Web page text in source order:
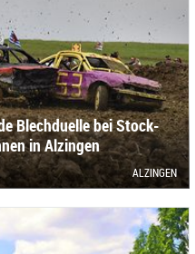
Blechduelle bei Stock-
in Alzingen
ALZINGEN